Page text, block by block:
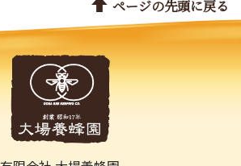
ページの先頭に戻る